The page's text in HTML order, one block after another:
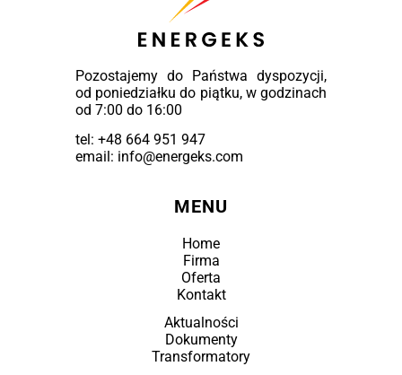
Pozostajemy do Państwa dyspozycji,
od poniedziałku do piątku, w godzinach
od 7:00 do 16:00
tel: +48 664 951 947
email: info@energeks.com
MENU
Home
Firma
Oferta
Kontakt
Aktualności
Dokumenty
Transformatory